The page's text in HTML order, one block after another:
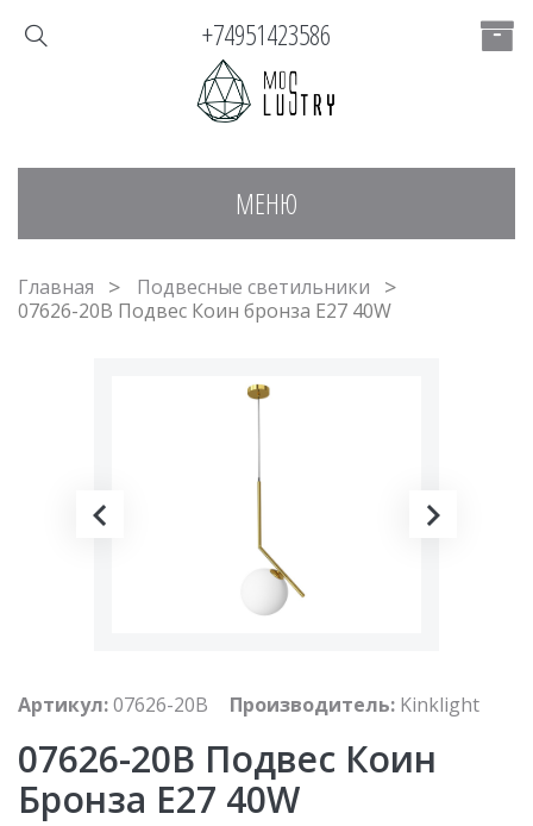
МЕНЮ
+74951423586
Главная
Подвесные светильники
07626-20B Подвес Коин бронза Е27 40W
Артикул:07626-20B Производитель: Kinklight
07626-20B Подвес Коин
Бронза Е27 40W